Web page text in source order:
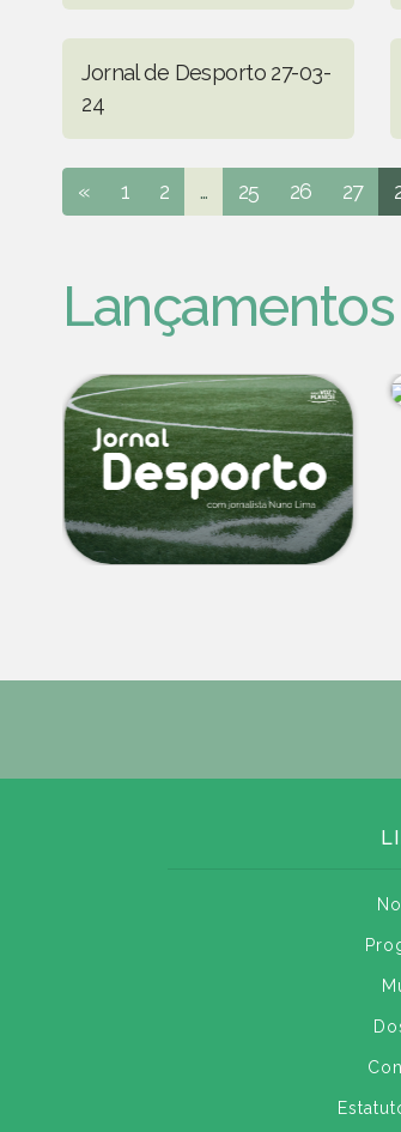
Jornal de Desporto 27-03-
24
« 1 2 ... 25 26 27